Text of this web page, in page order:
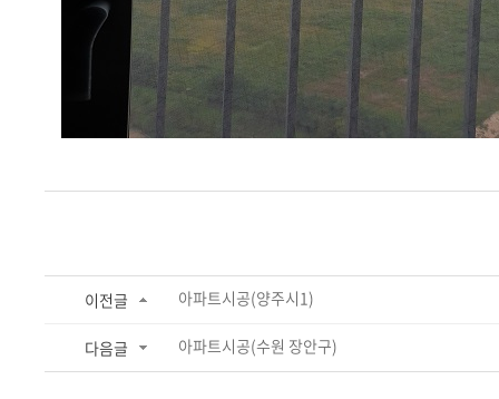
이전글 아파트시공(양주시1)
다음글 아파트시공(수원 장안구)